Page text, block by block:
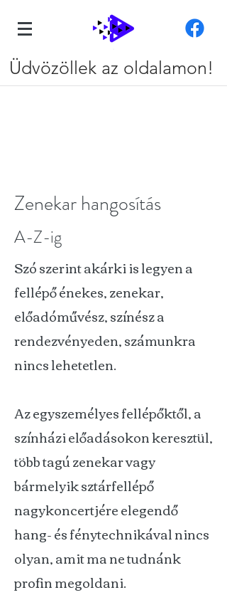
Üdvözöllek az oldalamon!
Zenekar hangosítás
A-Z-ig
Szó szerint akárki is legyen a
fellépő énekes, zenekar,
előadóművész, színész a
rendezvényeden, számunkra
nincs lehetetlen.
Az egyszemélyes fellépőktől, a
színházi előadásokon keresztül,
több tagú zenekar vagy
bármelyik sztárfellépő
nagykoncertjére elegendő
hang- és fénytechnikával nincs
olyan, amit ma ne tudnánk
profin megoldani.